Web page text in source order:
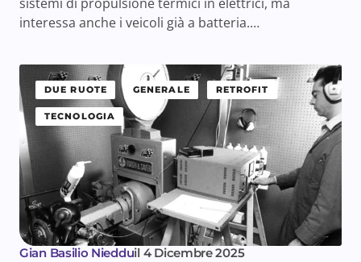
interessa anche i veicoli già a batteria.…
DUE RUOTE GENERALE RETROFIT
TECNOLOGIA
Gian Basilio Niedduil 4 Dicembre 2025